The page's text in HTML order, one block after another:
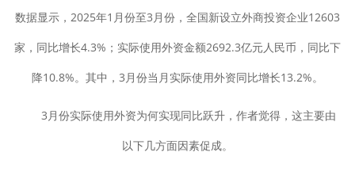
数据显示，2025年1月份至3月份，全国新设立外商投资企业12603
家，同比增长4.3%；实际使用外资金额2692.3亿元人民币，同比下
降10.8%。其中，3月份当月实际使用外资同比增长13.2%。
3月份实际使用外资为何实现同比跃升，作者觉得，这主要由
以下几方面因素促成。